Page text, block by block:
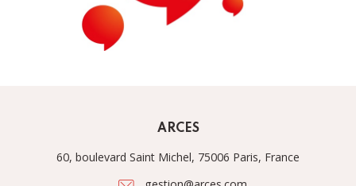
ARCES
60, boulevard Saint Michel, 75006 Paris, France